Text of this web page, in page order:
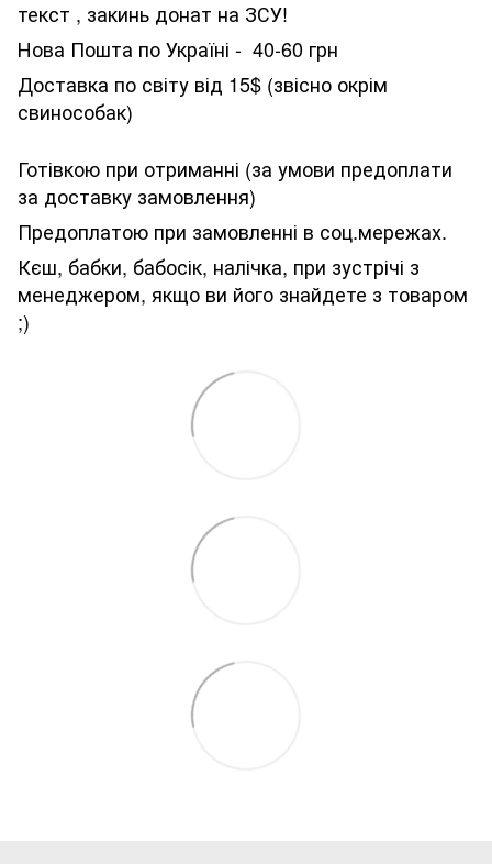
текст , закинь донат на ЗСУ!
Нова Пошта по Україні - 40-60 грн
Доставка по світу від 15$ (звісно окрім
свинособак)
Готівкою при отриманні (за умови предоплати
за доставку замовлення)
Предоплатою при замовленні в соц.мережах.
Кєш, бабки, бабосік, налічка, при зустрічі з
менеджером, якщо ви його знайдете з товаром
;)